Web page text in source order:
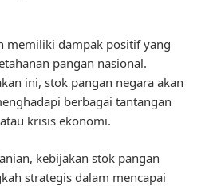
memiliki dampak positif yang
pangan nasional.
ini, stok pangan negara akan
berbagai tantangan
krisis ekonomi.
kebijakan stok pangan
strategis dalam mencapai